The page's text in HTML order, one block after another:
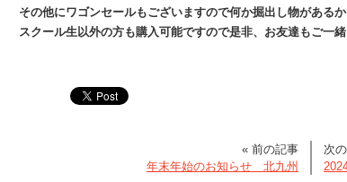
その他にワゴンセールもございますので何か掘出し物がある
スクール生以外の方も購入可能ですので是非、お友達もご一
« 前の記事
年末年始のお知らせ 北九州
次